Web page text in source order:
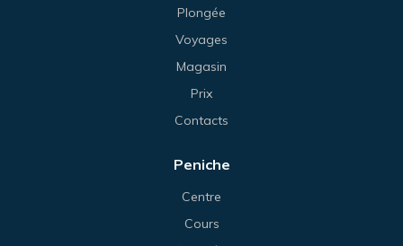
Plongée
Voyages
Magasin
Prix
Contacts
Peniche
Centre
Cours